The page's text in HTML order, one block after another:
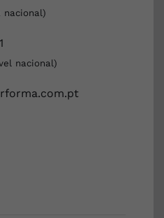
nacional)
nacional)